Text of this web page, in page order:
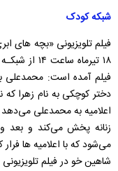
شبکه کودک
فیلم تلویزیونی «بچه های
۱۸
فیلم آمده است: محمدعلی
دختر کوچکی به نام زهرا
اعلامیه به محمدعلی
زنانه پخش می‌کند و بعد
می‌شود که با اعلامیه ها
شاهین خو در فیلم